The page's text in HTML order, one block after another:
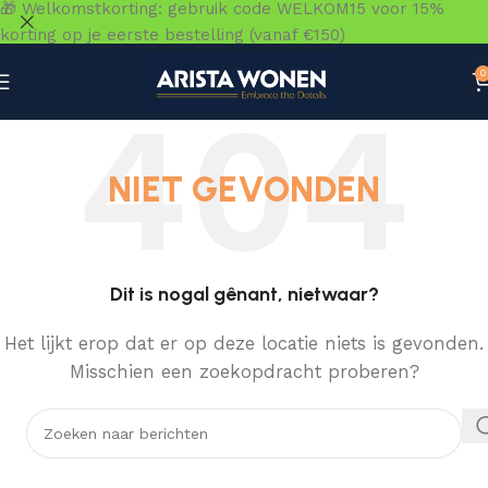
0
NIET GEVONDEN
Dit is nogal gênant, nietwaar?
Het lijkt erop dat er op deze locatie niets is gevonden.
Misschien een zoekopdracht proberen?
🎁 Welkomstkorting: gebruik code WELKOM15 voor 15%
korting op je eerste bestelling (vanaf €150)